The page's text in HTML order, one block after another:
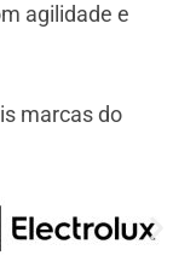
agilidade e
marcas do